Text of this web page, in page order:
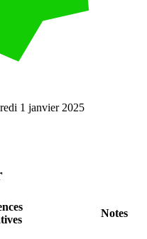
1 janvier 2025
Notes